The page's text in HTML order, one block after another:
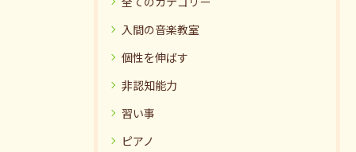
入間の音楽教室
個性を伸ばす
非認知能力
習い事
ピアノ